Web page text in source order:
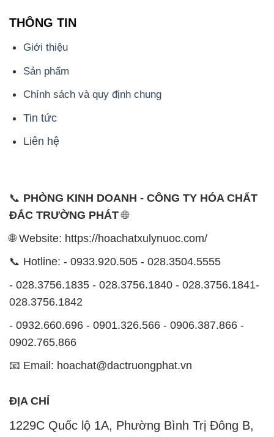
THÔNG TIN
Giới thiệu
Sản phẩm
Chính sách và quy định chung
Tin tức
Liên hệ
📞 PHÒNG KINH DOANH - CÔNG TY HÓA CHẤT
ĐẮC TRƯỜNG PHÁT🌐
🌐 Website: https://hoachatxulynuoc.com/
📞 Hotline: - 0933.920.505 - 028.3504.5555
- 028.3756.1835 - 028.3756.1840 - 028.3756.1841-
028.3756.1842
- 0932.660.696 - 0901.326.566 - 0906.387.866 -
0902.765.866
📧 Email: hoachat@dactruongphat.vn
ĐỊA CHỈ
1229C Quốc lộ 1A, Phường Bình Trị Đông B,